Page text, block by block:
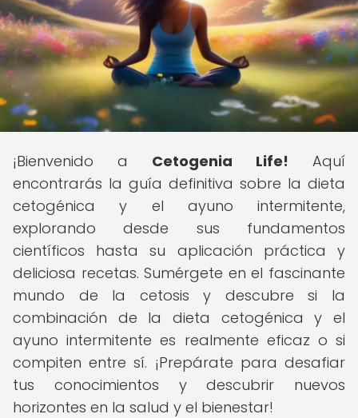
¡Bienvenido a Cetogenia Life! Aquí
encontrarás la guía definitiva sobre la dieta
cetogénica y el ayuno intermitente,
explorando desde sus fundamentos
científicos hasta su aplicación práctica y
deliciosa recetas. Sumérgete en el fascinante
mundo de la cetosis y descubre si la
combinación de la dieta cetogénica y el
ayuno intermitente es realmente eficaz o si
compiten entre sí. ¡Prepárate para desafiar
tus conocimientos y descubrir nuevos
horizontes en la salud y el bienestar!